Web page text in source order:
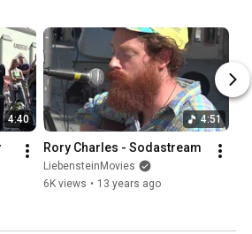
4:40 4:51
Rory Charles - Sodastream
LiebensteinMovies
6K views • 13 years ago